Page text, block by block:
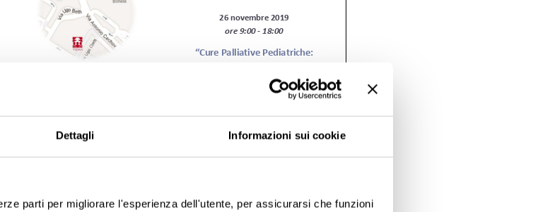
Dettagli Informazioni sui cookie
parti per migliorare l'esperienza dell'utente, per assicurarsi che funzioni